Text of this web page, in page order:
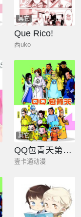
其它
Que Rico!
西uko
其它
QQ包青天第一册
壹卡通动漫